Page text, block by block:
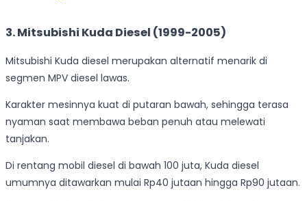
3. Mitsubishi Kuda Diesel (1999-2005)
Mitsubishi Kuda diesel merupakan alternatif menarik di
segmen MPV diesel lawas.
Karakter mesinnya kuat di putaran bawah, sehingga terasa
nyaman saat membawa beban penuh atau melewati
tanjakan.
Di rentang mobil diesel di bawah 100 juta, Kuda diesel
umumnya ditawarkan mulai Rp40 jutaan hingga Rp90 jutaan.